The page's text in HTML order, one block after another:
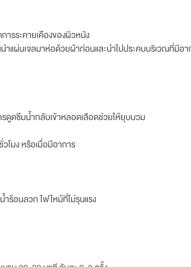
รระคายเคืองของผิวหนัง
ำแผ่นเจลมาห่อด้วยผ้าก่อนและนำไปประคบบริเวณที่มี
ดูดซึมน้ำกลับเข้าหลอดเลือดช่วยให้ยุบบวม
โมง หรือเมื่อมีอาการ
ำร้อนลวก ไฟไหม้ที่ไม่รุนแรง